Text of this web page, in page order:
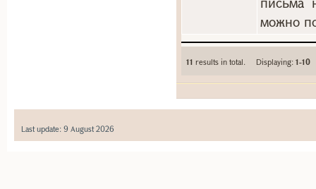
можно
11 results in total. Displaying:1-10
Last update: 9 August 2026